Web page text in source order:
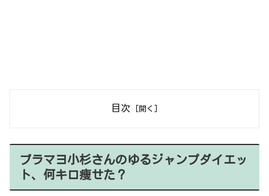
目次
ブラマヨ小杉さんのゆるジャンプダイエッ
ト、何キロ痩せた？